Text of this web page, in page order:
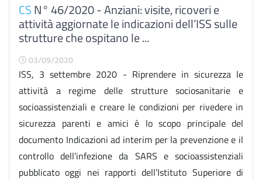
CSN° 46/2020 - Anziani: visite, ricoveri e
attività aggiornate le indicazioni dell’ISS sulle
strutture che ospitano le ...
03/09/2020
ISS, 3 settembre 2020 - Riprendere in sicurezza le
attività a regime delle strutture sociosanitarie e
socioassistenziali e creare le condizioni per rivedere in
sicurezza parenti e amici è lo scopo principale del
documento Indicazioni ad interim per la prevenzione e il
controllo dell’infezione da SARS e socioassistenziali
pubblicato oggi nei rapporti dell’Istituto Superiore di